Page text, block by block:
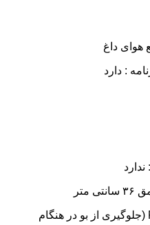
داغ
: دارد
مجهز به تکنولوژی Rapid Air (جلوگیری از بو در هنگام